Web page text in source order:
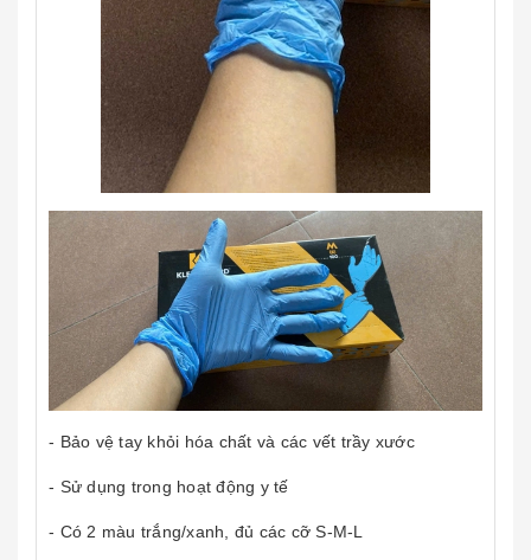
- Bảo vệ tay khỏi hóa chất và các vết trầy xước
- Sử dụng trong hoạt động y tế
- Có 2 màu trắng/xanh, đủ các cỡ S-M-L